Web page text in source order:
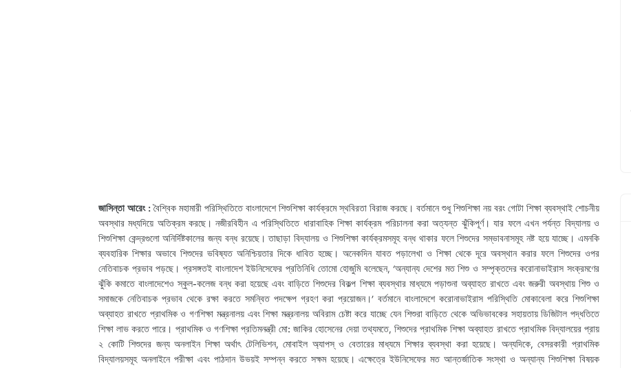
জাসিন্তা আরেং :বৈশ্বিক মহামারী পরিস্থিতিতে বাংলাদেশে শিশুশিক্ষা কার্যক্রমে স্থবিরতা বিরাজ করছে। বর্তমানে শুধু শিশুশিক্ষা নয় বরং গোটা শিক্ষা ব্যবস্থাই শোচনীয়
অবস্থার মধ্যদিয়ে অতিক্রম করছে। নজীরবিহীন এ পরিস্থিতিতে ধারাবাহিক শিক্ষা কার্যক্রম পরিচালনা করা অত্যন্ত ঝুঁকিপূর্ণ। যার ফলে এখন পর্যন্ত বিদ্যালয় ও
শিশুশিক্ষা কেন্দ্রগুলো অনির্দিষ্টকালের জন্য বন্ধ রয়েছে। তাছাড়া বিদ্যালয় ও শিশুশিক্ষা কার্যক্রমসমূহ বন্ধ থাকার ফলে শিশুদের সম্ভাবনাসমূহ নষ্ট হয়ে যাচ্ছে। এমনকি
ব্যবহারিক শিক্ষার অভাবে শিশুদের ভবিষ্যত অনিশ্চিয়তার দিকে ধাবিত হচ্ছে। অনেকদিন যাবত পড়ালেখা ও শিক্ষা থেকে দূরে অবস্থান করার ফলে শিশুদের ওপর
নেতিবাচক প্রভাব পড়ছে। প্রসঙ্গতই বাংলাদেশ ইউনিসেফের প্রতিনিধি তোমো হোজুমি বলেছেন, ‘অন্যান্য দেশের মত শিশু ও সম্পৃক্তদের করোনাভাইরাস সংক্রমণের
ঝুঁকি কমাতে বাংলাদেশেও স্কুল-কলেজ বন্ধ করা হয়েছে এবং বাড়িতে শিশুদের বিকল্প শিক্ষা ব্যবস্থার মাধ্যমে পড়াশুনা অব্যাহত রাখতে এবং জরুরী অবস্থায় শিশু ও
সমাজকে নেতিবাচক প্রভাব থেকে রক্ষা করতে সমন্বিত পদক্ষেপ গ্রহণ করা প্রয়োজন।’ বর্তমানে বাংলাদেশে করোনাভাইরাস পরিস্থিতি মোকাবেলা করে শিশুশিক্ষা
অব্যাহত রাখতে প্রাথমিক ও গণশিক্ষা মন্ত্রনালয় এবং শিক্ষা মন্ত্রনালয় অবিরাম চেষ্টা করে যাচ্ছে যেন শিশুরা বাড়িতে থেকে অভিভাবকের সহায়তায় ডিজিটাল পদ্ধতিতে
শিক্ষা লাভ করতে পারে। প্রাথমিক ও গণশিক্ষা প্রতিমনন্ত্রী মো: জাকির হোসেনের দেয়া তথ্যমতে, শিশুদের প্রাথমিক শিক্ষা অব্যাহত রাখতে প্রাথমিক বিদ্যালয়ের প্রায়
২ কোটি শিশুদের জন্য অনলাইন শিক্ষা অর্থাৎ টেলিভিশন, মোবাইল অ্যাপস্ ও বেতারের মাধ্যমে শিক্ষার ব্যবস্থা করা হয়েছে। অন্যদিকে, বেসরকারী প্রাথমিক
বিদ্যালয়সমূহ অনলাইনে পরীক্ষা এবং পাঠদান উভয়ই সম্পন্ন করতে সক্ষম হয়েছে। এক্ষেত্রে ইউনিসেফের মত আন্তর্জাতিক সংস্থা ও অন্যান্য শিশুশিক্ষা বিষয়ক